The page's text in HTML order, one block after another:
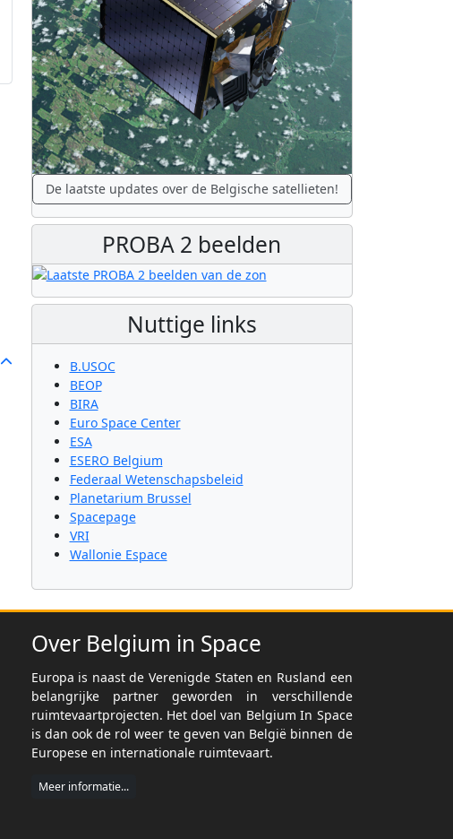
De laatste updates over de Belgische satellieten!
PROBA 2 beelden
Nuttige links
B.USOC
BEOP
BIRA
Euro Space Center
ESA
ESERO Belgium
Federaal Wetenschapsbeleid
Planetarium Brussel
Spacepage
VRI
Wallonie Espace
Over Belgium in Space
Europa is naast de Verenigde Staten en Rusland een
belangrijke partner geworden in verschillende
ruimtevaartprojecten. Het doel van Belgium In Space
is dan ook de rol weer te geven van België binnen de
Europese en internationale ruimtevaart.
Meer informatie...